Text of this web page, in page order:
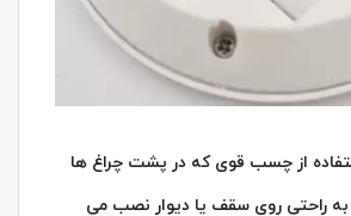
از چسب قوی که در پشت چراغ ها
راحتی روی سقف یا دیوار نصب می